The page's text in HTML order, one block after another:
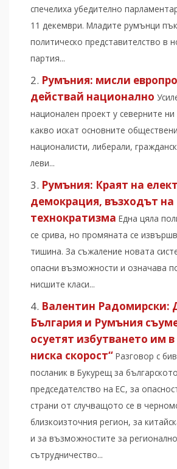
спечелиха убедително
11 декември. Младите румънци
политическо представителство в
партия...
Румъния: мисли
действай национално
национален проект у северните ни
какво искат основните
националисти, либерали,
леви...
Румъния: Краят на
демокрация, възходът на
технократизма Една цяла
се срива, но промяната се
тишина. За съжаление новата
опасни възможности и означава
нисшите класи...
Валентин Радомирски:
България и Румъния
осуетят избутването им в
ниска скорост“ Разговор с
посланик в Букурещ за
председателство на ЕС, за
страни от случващото се в
близкоизточния регион, за
и за възможностите за регионално
сътрудничество...